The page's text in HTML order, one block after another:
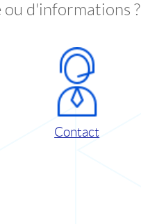
ou d'informations ?
Contact